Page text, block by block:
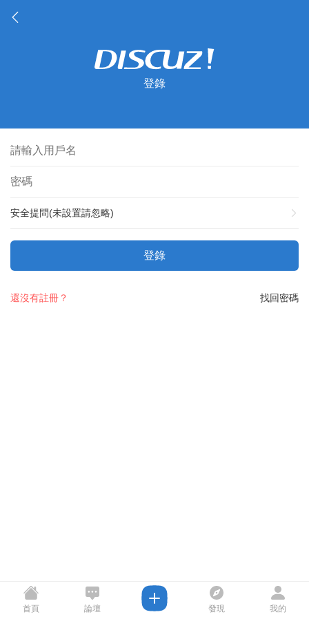
登錄
安全提問(未設置請忽略)
登錄
找回密碼
還沒有註冊？
首頁 論壇 發現 我的